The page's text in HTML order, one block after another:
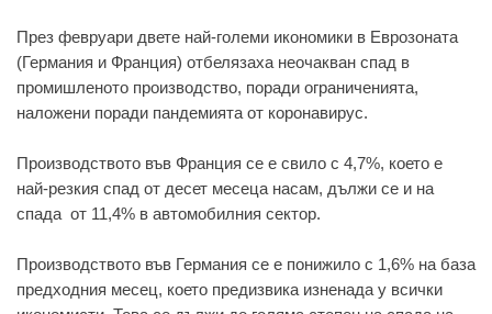
През февруари двете най-големи икономики в Еврозоната
(Германия и Франция) отбелязаха неочакван спад в
промишленото производство, поради ограниченията,
наложени поради пандемията от коронавирус.
Производството във Франция се е свило с 4,7%, което е
най-резкия спад от десет месеца насам, дължи се и на
спада от 11,4% в автомобилния сектор.
Производството във Германия се е понижило с 1,6% на база
предходния месец, което предизвика изненада у всички